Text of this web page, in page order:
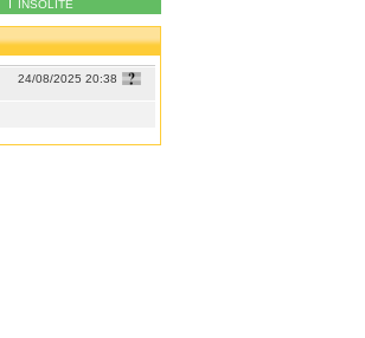
INSOLITE
24/08/2025 20:38